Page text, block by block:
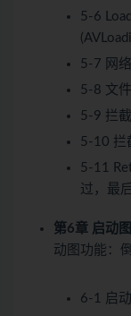
5-6
5-7 网
5-8 文
5-9 拦
5-10 拦
5-11
过，最
第6章 启动
动图功能：
6-1 启